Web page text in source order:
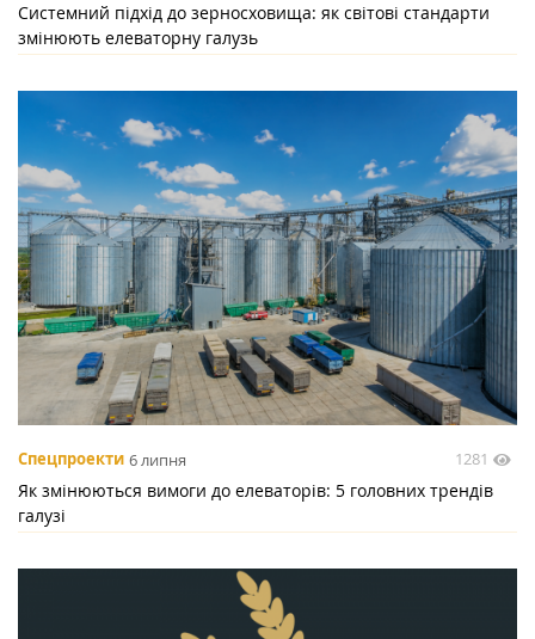
Системний підхід до зерносховища: як світові стандарти
змінюють елеваторну галузь
Спецпроекти 6 липня 1281
Як змінюються вимоги до елеваторів: 5 головних трендів
галузі